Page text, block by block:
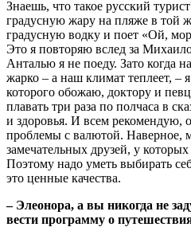
Знаешь, что такое русский
градусную жару на пляже в той
градусную водку и поет «Ой,
Это я повторяю вслед за
Анталью я не поеду. Зато когда
жарко – а наш климат теплеет, –
которого обожаю, доктору и
плавать три раза по полчаса в
и здоровья. И всем рекомендую,
проблемы с валютой. Наверное,
замечательных друзей, у
Поэтому надо уметь выбирать
это ценные качества.
– Элеонора, а вы никогда не
вести программу о